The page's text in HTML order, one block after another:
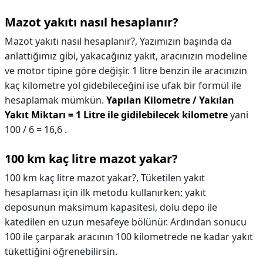
Mazot yakıtı nasıl hesaplanır?
Mazot yakıtı nasıl hesaplanır?, Yazımızın başında da
anlattığımız gibi, yakacağınız yakıt, aracınızın modeline
ve motor tipine göre değişir. 1 litre benzin ile aracınızın
kaç kilometre yol gidebileceğini ise ufak bir formül ile
hesaplamak mümkün. Yapılan Kilometre / Yakılan
Yakıt Miktarı = 1 Litre ile gidilebilecek kilometreyani
100 / 6 = 16,6 .
100 km kaç litre mazot yakar?
100 km kaç litre mazot yakar?, Tüketilen yakıt
hesaplaması için ilk metodu kullanırken; yakıt
deposunun maksimum kapasitesi, dolu depo ile
katedilen en uzun mesafeye bölünür. Ardından sonucu
100 ile çarparak aracının 100 kilometrede ne kadar yakıt
tükettiğini öğrenebilirsin.